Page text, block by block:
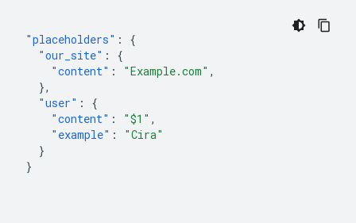
"placeholders" :
{
"our_site" :
{
"content" : "Example.com" ,
},
"user" :
{
"content" : "$1" ,
"example" :
"Cira"
}
}